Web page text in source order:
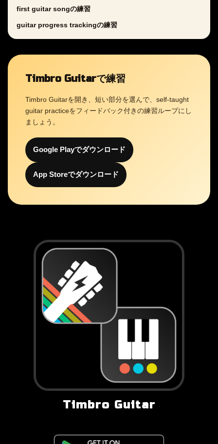
first guitar songの練習
guitar progress trackingの練習
Timbro Guitarで練習
Timbro Guitarを開き、短い部分を選んで、self-taught
guitar practiceをフィードバック付きの練習ループにし
ましょう。
Google Playでダウンロード
App Storeでダウンロード
Timbro Guitar